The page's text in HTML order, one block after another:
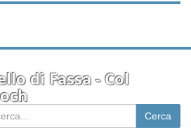
di Fassa - Col